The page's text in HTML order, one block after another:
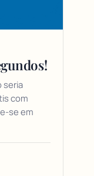
seria
com
se em